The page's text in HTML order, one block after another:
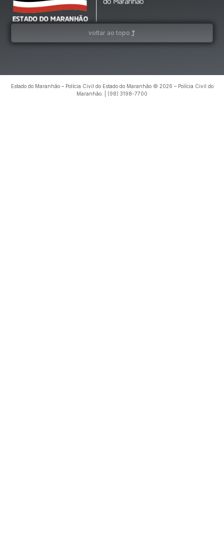
voltar ao topo
Estado do Maranhão – Polícia Civil do Estado do Maranhão © 2026 – Polícia Civil do
Maranhão. | (98) 3198-7700